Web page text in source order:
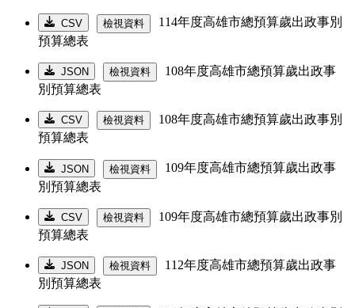
CSV 檢視資料
114年度高雄市總預算歲出政事別
預算總表
JSON 檢視資料
108年度高雄市總預算歲出政事
別預算總表
CSV 檢視資料
108年度高雄市總預算歲出政事別
預算總表
JSON 檢視資料
109年度高雄市總預算歲出政事
別預算總表
CSV 檢視資料
109年度高雄市總預算歲出政事別
預算總表
JSON 檢視資料
112年度高雄市總預算歲出政事
別預算總表